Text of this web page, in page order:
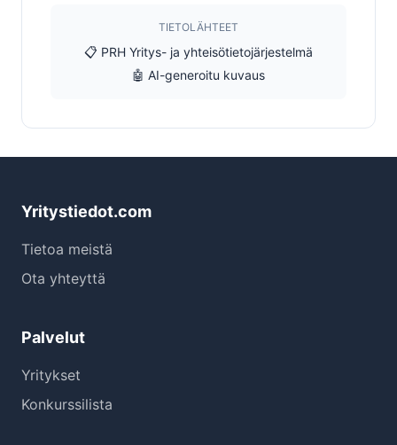
TIETOLÄHTEET
📋 PRH Yritys- ja yhteisötietojärjestelmä
🤖 AI-generoitu kuvaus
Yritystiedot.com
Tietoa meistä
Ota yhteyttä
Palvelut
Yritykset
Konkurssilista